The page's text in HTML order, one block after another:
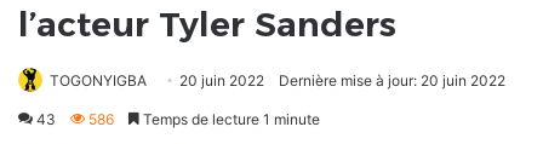
l’acteur Tyler Sanders
TOGONYIGBA 20 juin 2022 Dernière mise à jour: 20 juin 2022
43 586 Temps de lecture 1 minute